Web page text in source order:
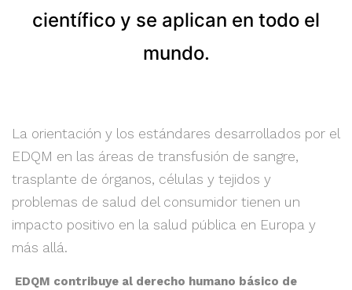
científico y se aplican en todo el
mundo.
La orientación y los estándares desarrollados por el
EDQM en las áreas de transfusión de sangre,
trasplante de órganos, células y tejidos y
problemas de salud del consumidor tienen un
impacto positivo en la salud pública en Europa y
más allá.
EDQM contribuye al derecho humano básico de